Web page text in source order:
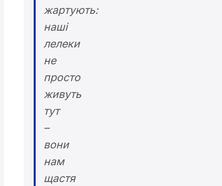
жартують:
наші
лелеки
не
просто
живуть
тут
–
вони
нам
щастя